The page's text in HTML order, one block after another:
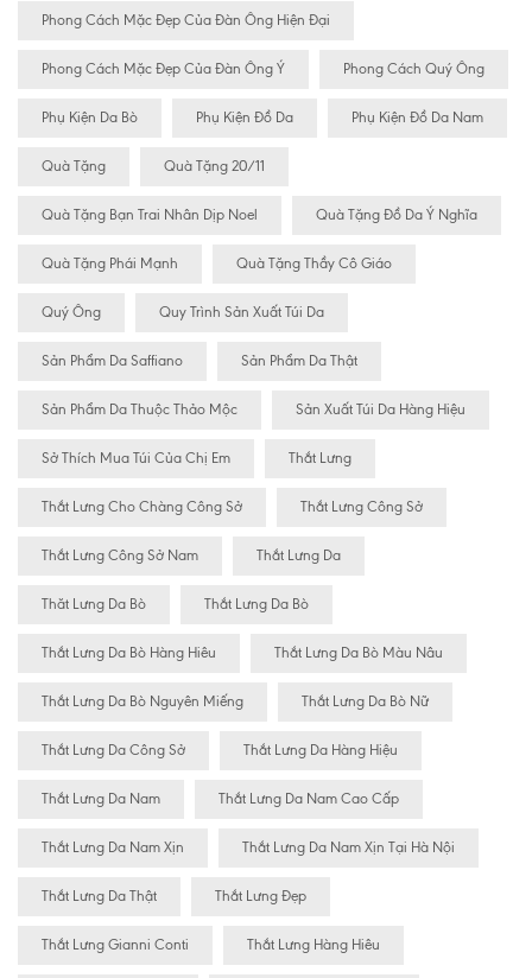
Phong Cách Mặc Đẹp Của Đàn Ông Hiện Đại
Phong Cách Mặc Đẹp Của Đàn Ông Ý Phong Cách Quý Ông
Phụ Kiện Da Bò Phụ Kiện Đồ Da Phụ Kiện Đồ Da Nam
Quà Tặng Quà Tặng 20/11
Quà Tặng Bạn Trai Nhân Dịp Noel Quà Tặng Đồ Da Ý Nghĩa
Quà Tặng Phái Mạnh Quà Tặng Thầy Cô Giáo
Quý Ông Quy Trình Sản Xuất Túi Da
Sản Phẩm Da Saffiano Sản Phẩm Da Thật
Sản Phẩm Da Thuộc Thảo Mộc Sản Xuất Túi Da Hàng Hiệu
Sở Thích Mua Túi Của Chị Em Thắt Lưng
Thắt Lưng Cho Chàng Công Sở Thắt Lưng Công Sở
Thắt Lưng Công Sở Nam Thắt Lưng Da
Thăt Lưng Da Bò Thắt Lưng Da Bò
Thắt Lưng Da Bò Hàng Hiêu Thắt Lưng Da Bò Màu Nâu
Thắt Lưng Da Bò Nguyên Miếng Thắt Lưng Da Bò Nữ
Thắt Lưng Da Công Sở Thắt Lưng Da Hàng Hiệu
Thắt Lưng Da Nam Thắt Lưng Da Nam Cao Cấp
Thắt Lưng Da Nam Xịn Thắt Lưng Da Nam Xịn Tại Hà Nội
Thắt Lưng Da Thật Thắt Lưng Đẹp
Thắt Lưng Gianni Conti Thắt Lưng Hàng Hiêu